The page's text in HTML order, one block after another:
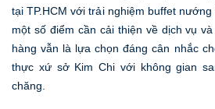
tại TP.HCM với trải nghiệm buffet
một số điểm cần cải thiện về dịch vụ
hàng vẫn là lựa chọn đáng cân nhắc
thực xứ sở Kim Chi với không gian
chăng.